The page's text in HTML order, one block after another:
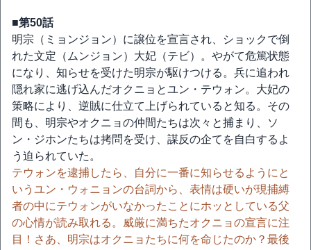
■第50話
明宗（ミョンジョン）に譲位を宣言され、ショックで倒
れた文定（ムンジョン）大妃（テビ）。やがて危篤状態
になり、知らせを受けた明宗が駆けつける。兵に追われ
隠れ家に逃げ込んだオクニョとユン・テウォン。大妃の
策略により、逆賊に仕立て上げられていると知る。その
間も、明宗やオクニョの仲間たちは次々と捕まり、ソ
ン・ジホンたちは拷問を受け、謀反の企てを自白するよ
う迫られていた。
テウォンを逮捕したら、自分に一番に知らせるようにと
いうユン・ウォニョンの台詞から、表情は硬いが現捕縛
者の中にテウォンがいなかったことにホッとしている父
の心情が読み取れる。威厳に満ちたオクニョの宣言に注
目！さあ、明宗はオクニョたちに何を命じたのか？最後